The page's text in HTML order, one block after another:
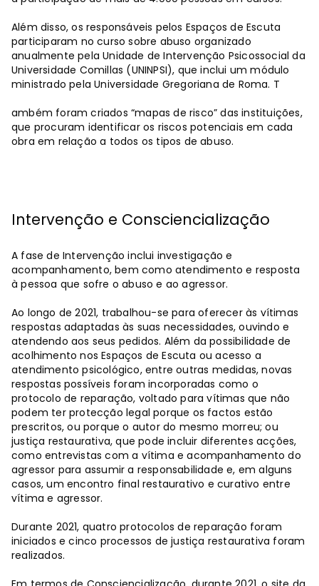
Além disso, os responsáveis ​​pelos Espaços de Escuta
participaram no curso sobre abuso organizado
anualmente pela Unidade de Intervenção Psicossocial da
Universidade Comillas (UNINPSI), que inclui um módulo
ministrado pela Universidade Gregoriana de Roma. T
ambém foram criados “mapas de risco” das instituições,
que procuram identificar os riscos potenciais em cada
obra em relação a todos os tipos de abuso.
Intervenção e Consciencialização
A fase de Intervenção inclui investigação e
acompanhamento, bem como atendimento e resposta
à pessoa que sofre o abuso e ao agressor.
Ao longo de 2021, trabalhou-se para oferecer às vítimas
respostas adaptadas às suas necessidades, ouvindo e
atendendo aos seus pedidos. Além da possibilidade de
acolhimento nos Espaços de Escuta ou acesso a
atendimento psicológico, entre outras medidas, novas
respostas possíveis foram incorporadas como o
protocolo de reparação, voltado para vítimas que não
podem ter protecção legal porque os factos estão
prescritos, ou porque o autor do mesmo morreu; ou
justiça restaurativa, que pode incluir diferentes acções,
como entrevistas com a vítima e acompanhamento do
agressor para assumir a responsabilidade e, em alguns
casos, um encontro final restaurativo e curativo entre
vítima e agressor.
Durante 2021, quatro protocolos de reparação foram
iniciados e cinco processos de justiça restaurativa foram
realizados.